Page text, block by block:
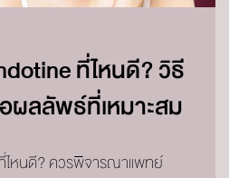
ที่ไหนดี? วิธี
ผลลัพธ์ที่เหมาะสม
ไหนดี? ควรพิจารณาแพทย์